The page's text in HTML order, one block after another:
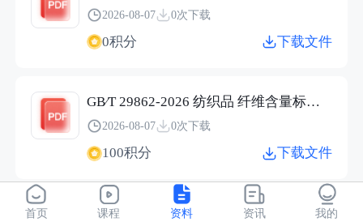
2026-08-07 0次下载
0积分 下载文件
GB∕T 29862-2026 纺织品 纤维含量标识技术规范.pdf
2026-08-07 0次下载
100积分 下载文件
JC/T 2304-2015|建筑用保温隔热玻璃技术条件
首页 课程 资料 资讯 我的